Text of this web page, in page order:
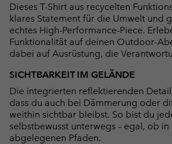
Dieses T-Shirt aus recycelten
klares Statement für die Umwelt und
echtes High-Performance-Piece.
Funktionalität auf deinen Outdoor-
dabei auf Ausrüstung, die
SICHTBARKEIT IM GELÄNDE
Die integrierten reflektierenden
dass du auch bei Dämmerung oder
weithin sichtbar bleibst. So bist du
selbstbewusst unterwegs – egal, ob
abgelegenen Pfaden.